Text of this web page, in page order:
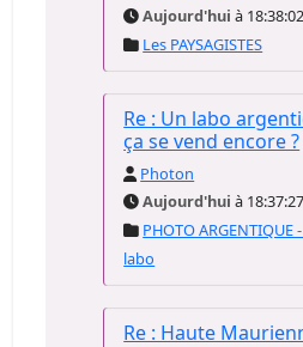
Aujourd'hui à 18:38:02
Les PAYSAGISTES
Re : Un labo
ça se vend encore ?
Photon
Aujourd'hui à 18:37:27
PHOTO
labo
Re : Haute